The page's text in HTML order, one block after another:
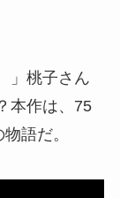
」桃子さん
本作は、75
語だ。